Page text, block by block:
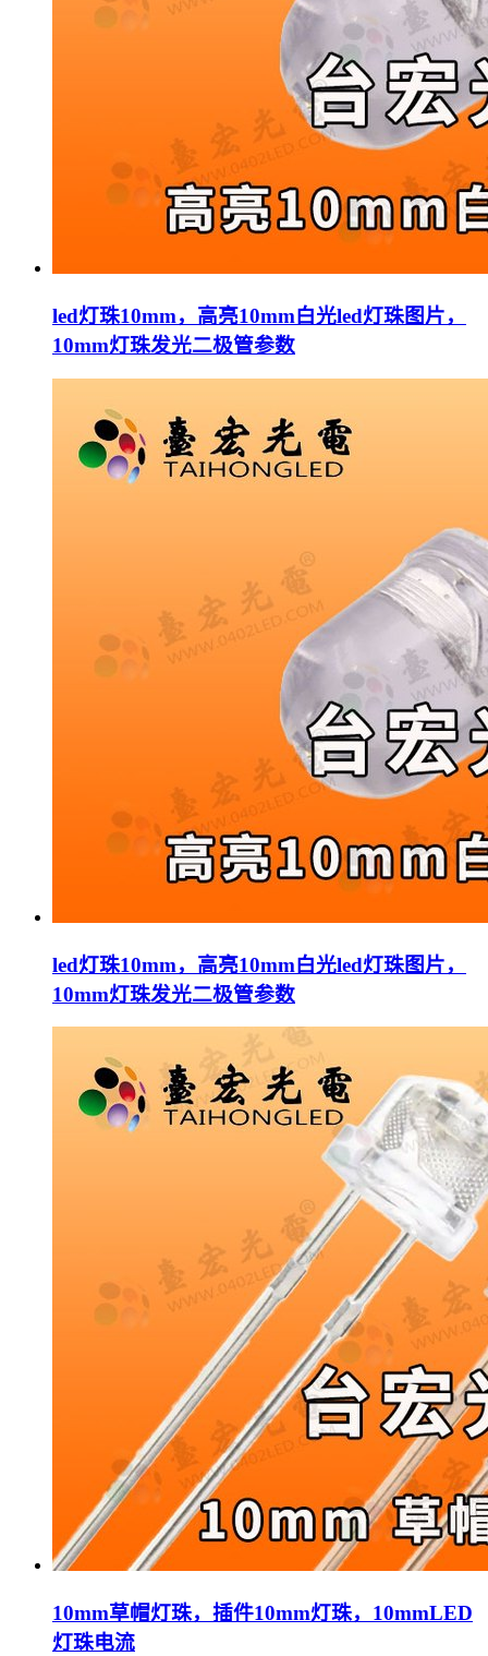
led灯珠10mm，高亮10mm白光led灯珠图片，
10mm灯珠发光二极管参数
led灯珠10mm，高亮10mm白光led灯珠图片，
10mm灯珠发光二极管参数
10mm草帽灯珠，插件10mm灯珠，10mmLED
灯珠电流